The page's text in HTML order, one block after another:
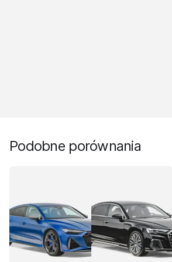
Podobne porównania